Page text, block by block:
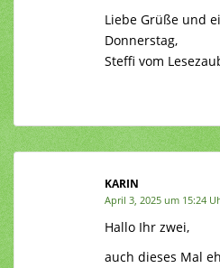
Liebe Grüße und
Donnerstag,
Steffi vom
KARIN
April 3, 2025 um 15:24
Hallo Ihr zwei,
auch dieses Mal